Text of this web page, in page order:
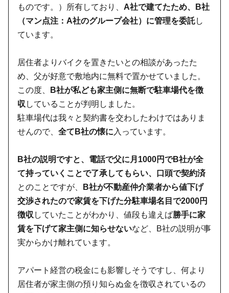
ものです。）所有しており、 A社で建てたため、B社
（マン点注：A社のグループ会社）に管理を委託し
ています。
居住者よりバイクを置きたいとの相談があったた
め、父が好意で敷地内に無料で置かせていました。
この度、
B社が私ども家主側に無断で駐車場代を徴
収 していることが判明しました。
駐車場代は我々と契約書を交わしたわけではありま
せんので、全てB社の懐に 入っています。
B社の説明ですと、電話で父に月1000円でB社が全
て持っていくことで了承してもらい、口頭で契約済
とのことですが、
B社が不動産仲介業者から値下げ
交渉されたので家賃を下げた分駐車場名目で2000円
徴収 していたことがわかり、値段も違えば勝手に家
賃を下げて家主側に知らせないなど、B社の説明が事
実からかけ離れています。
アパート経営の税金にも影響しそうですし、何より
居住者が家主側の預り知らぬ金を徴収されているの